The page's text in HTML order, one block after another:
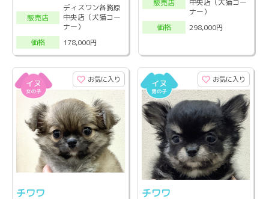
販売店
ディスワン各務原
中央店（犬猫コー
ナー）
価格
178,000円
販売店
中央店（犬猫コー
ナー）
価格
298,000円
お気に入り
チワワ
お気に入り
チワワ